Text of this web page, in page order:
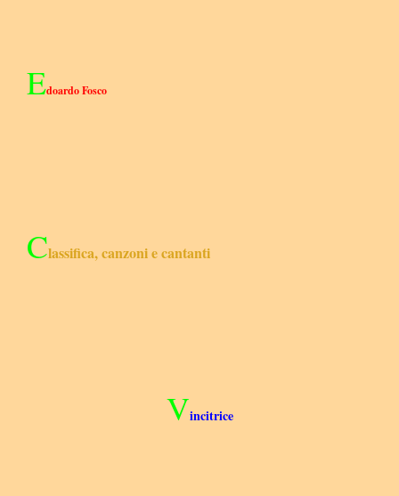
Edoardo Fosco
Classifica, canzoni e cantanti
Vincitrice